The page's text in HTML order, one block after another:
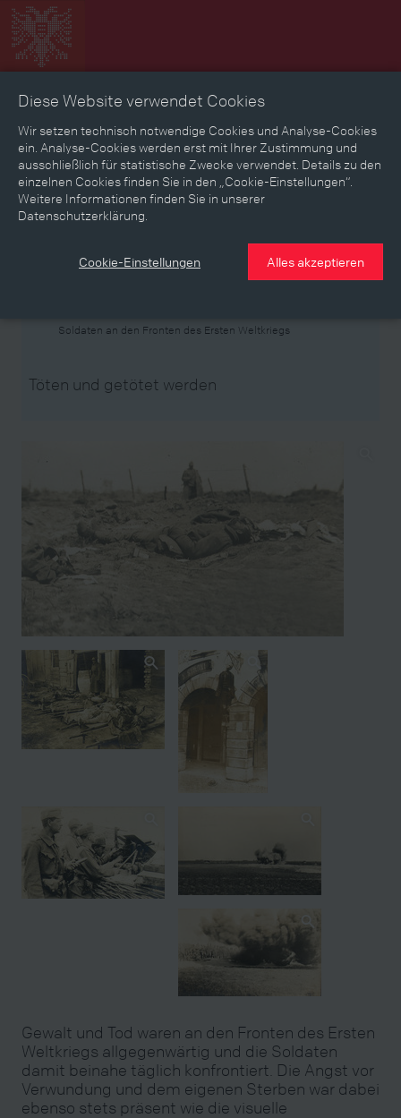
Zeitbild Zeitreise Landkarte Erinnerungen
Mediathek Textmodus
Themen Zeiträume Aspekte
Soldaten an den Fronten des Ersten Weltkriegs
Töten und getötet werden
Gewalt und Tod waren an den Fronten des Ersten
Weltkriegs allgegenwärtig und die Soldaten
damit beinahe täglich konfrontiert. Die Angst vor
Verwundung und dem eigenen Sterben war dabei
ebenso stets präsent wie die visuelle
Diese Website verwendet Cookies
Wir setzen technisch notwendige Cookies und Analyse-Cookies
ein. Analyse-Cookies werden erst mit Ihrer Zustimmung und
ausschließlich für statistische Zwecke verwendet. Details zu den
einzelnen Cookies finden Sie in den „Cookie-Einstellungen“.
Weitere Informationen finden Sie in unserer
Datenschutzerklärung.
Cookie-Einstellungen Alles akzeptieren